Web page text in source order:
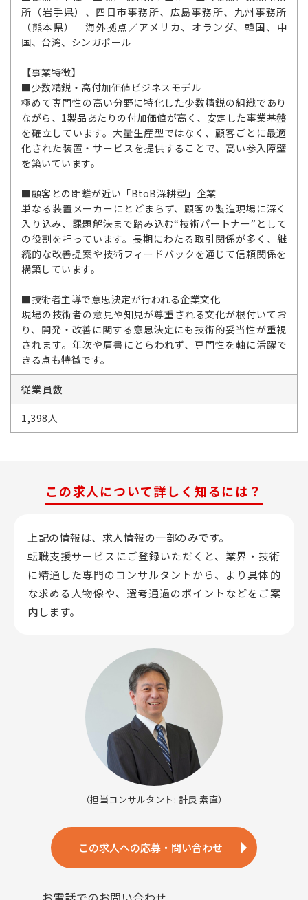
所（岩手県）、四日市事務所、広島事務所、九州事務所
（熊本県） 海外拠点／アメリカ、オランダ、韓国、中
国、台湾、シンガポール
【事業特徴】
■少数精鋭・高付加価値ビジネスモデル
極めて専門性の高い分野に特化した少数精鋭の組織であり
ながら、1製品あたりの付加価値が高く、安定した事業基盤
を確立しています。大量生産型ではなく、顧客ごとに最適
化された装置・サービスを提供することで、高い参入障壁
を築いています。
■顧客との距離が近い「BtoB深耕型」企業
単なる装置メーカーにとどまらず、顧客の製造現場に深く
入り込み、課題解決まで踏み込む“技術パートナー”として
の役割を担っています。長期にわたる取引関係が多く、継
続的な改善提案や技術フィードバックを通じて信頼関係を
構築しています。
■技術者主導で意思決定が行われる企業文化
現場の技術者の意見や知見が尊重される文化が根付いてお
り、開発・改善に関する意思決定にも技術的妥当性が重視
されます。年次や肩書にとらわれず、専門性を軸に活躍で
きる点も特徴です。
従業員数
1,398人
この求人について詳しく知るには？
上記の情報は、求人情報の一部のみです。
転職支援サービスにご登録いただくと、業界・技術
に精通した専門のコンサルタントから、 より具体的
な求める人物像や、選考通過のポイントなどをご案
内します。
（担当コンサルタント: 計良 素直）
この求人への応募・問い合わせ